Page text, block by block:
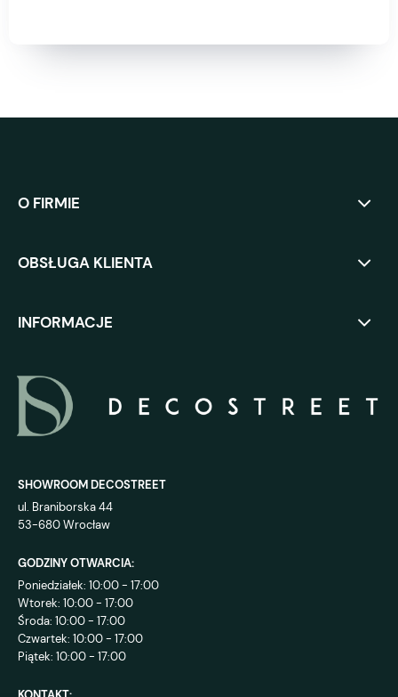
O FIRMIE
OBSŁUGA KLIENTA
INFORMACJE
SHOWROOM DECOSTREET
ul. Braniborska 44
53-680 Wrocław
GODZINY OTWARCIA:
Poniedziałek: 10:00 - 17:00
Wtorek: 10:00 - 17:00
Środa: 10:00 - 17:00
Czwartek: 10:00 - 17:00
Piątek: 10:00 - 17:00